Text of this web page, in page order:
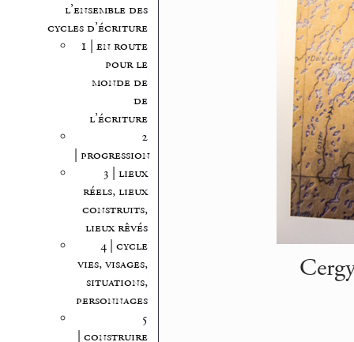
l’ensemble des
cycles d’écriture
1 | en route
pour le
monde de
de
l’écriture
2
| progression
3 | lieux
réels, lieux
construits,
lieux rêvés
4 | cycle
vies, visages,
situations,
personnages
5
| construire